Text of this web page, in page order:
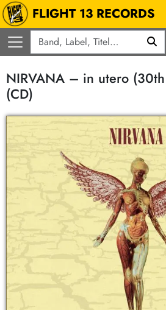
FLIGHT 13 RECORDS
NIRVANA – in utero
(CD)